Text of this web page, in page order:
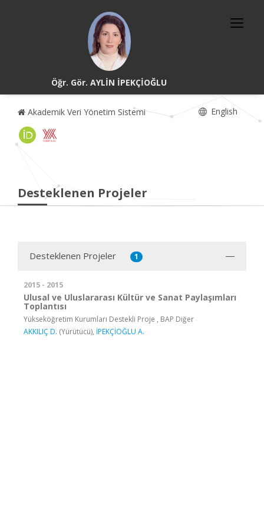
Öğr. Gör. AYLİN İPEKÇİOĞLU
Akademik Veri Yönetim Sistemi English
Desteklenen Projeler
Desteklenen Projeler 1
2015 - 2015
Ulusal ve Uluslararası Kültür ve Sanat Paylaşımları
Toplantısı
Yükseköğretim Kurumları Destekli Proje , BAP Diğer
AKKILIÇ D. (Yürütücü), İPEKÇİOĞLU A.